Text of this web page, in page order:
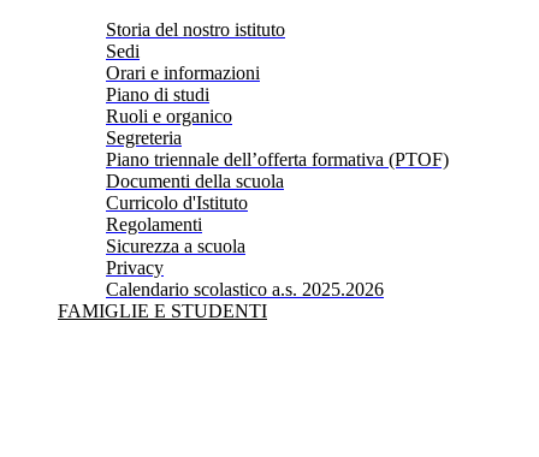
Storia del nostro istituto
Sedi
Orari e informazioni
Piano di studi
Ruoli e organico
Segreteria
Piano triennale dell’offerta formativa (PTOF)
Documenti della scuola
Curricolo d'Istituto
Regolamenti
Sicurezza a scuola
Privacy
Calendario scolastico a.s. 2025.2026
FAMIGLIE E STUDENTI